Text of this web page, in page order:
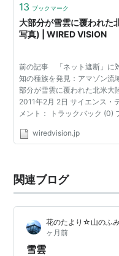
13 ブックマーク
大部分が雪雲に覆われた
写真) | WIRED VISION
前の記事 「ネット遮断」に
知の種族を発見：アマゾン
部分が雪雲に覆われた北米大
2011年2月 2日 サイエンス・
メント： トラックバック (0)
NOAA/NASA GOES Project
wiredvision.jp
関連ブログ
花のたより☆山のふ
ヶ月前
雪雲